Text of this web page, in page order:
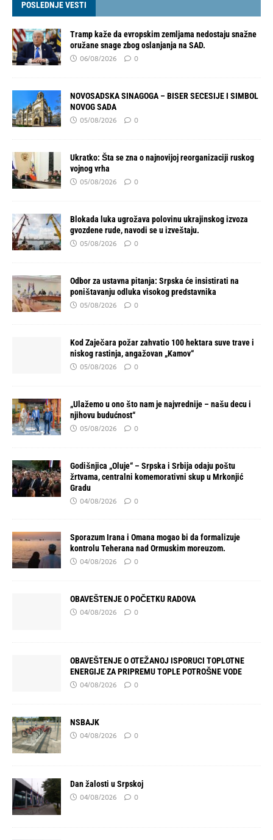
POSLEDNJE VESTI
Tramp kaže da evropskim zemljama nedostaju snažne
oružane snage zbog oslanjanja na SAD.
06/08/2026 0
NOVOSADSKA SINAGOGA – BISER SECESIJE I SIMBOL
NOVOG SADA
05/08/2026 0
Ukratko: Šta se zna o najnovijoj reorganizaciji ruskog
vojnog vrha
05/08/2026 0
Blokada luka ugrožava polovinu ukrajinskog izvoza
gvozdene rude, navodi se u izveštaju.
05/08/2026 0
Odbor za ustavna pitanja: Srpska će insistirati na
poništavanju odluka visokog predstavnika
05/08/2026 0
Kod Zaječara požar zahvatio 100 hektara suve trave i
niskog rastinja, angažovan „Kamov“
05/08/2026 0
„Ulažemo u ono što nam je najvrednije – našu decu i
njihovu budućnost“
05/08/2026 0
Godišnjica „Oluje“ – Srpska i Srbija odaju poštu
žrtvama, centralni komemorativni skup u Mrkonjić
Gradu
04/08/2026 0
Sporazum Irana i Omana mogao bi da formalizuje
kontrolu Teherana nad Ormuskim moreuzom.
04/08/2026 0
OBAVEŠTENJE O POČETKU RADOVA
04/08/2026 0
OBAVEŠTENJE O OTEŽANOJ ISPORUCI TOPLOTNE
ENERGIJE ZA PRIPREMU TOPLE POTROŠNE VODE
04/08/2026 0
NSBAJK
04/08/2026 0
Dan žalosti u Srpskoj
04/08/2026 0